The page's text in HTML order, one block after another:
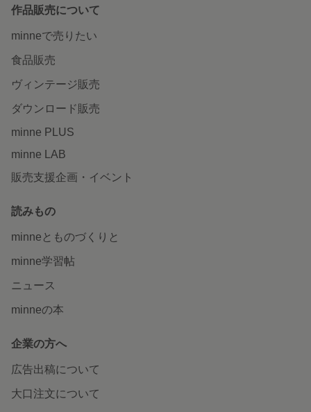
作品販売について
minneで売りたい
食品販売
ヴィンテージ販売
ダウンロード販売
minne PLUS
minne LAB
販売支援企画・イベント
読みもの
minneとものづくりと
minne学習帖
ニュース
minneの本
企業の方へ
広告出稿について
大口注文について